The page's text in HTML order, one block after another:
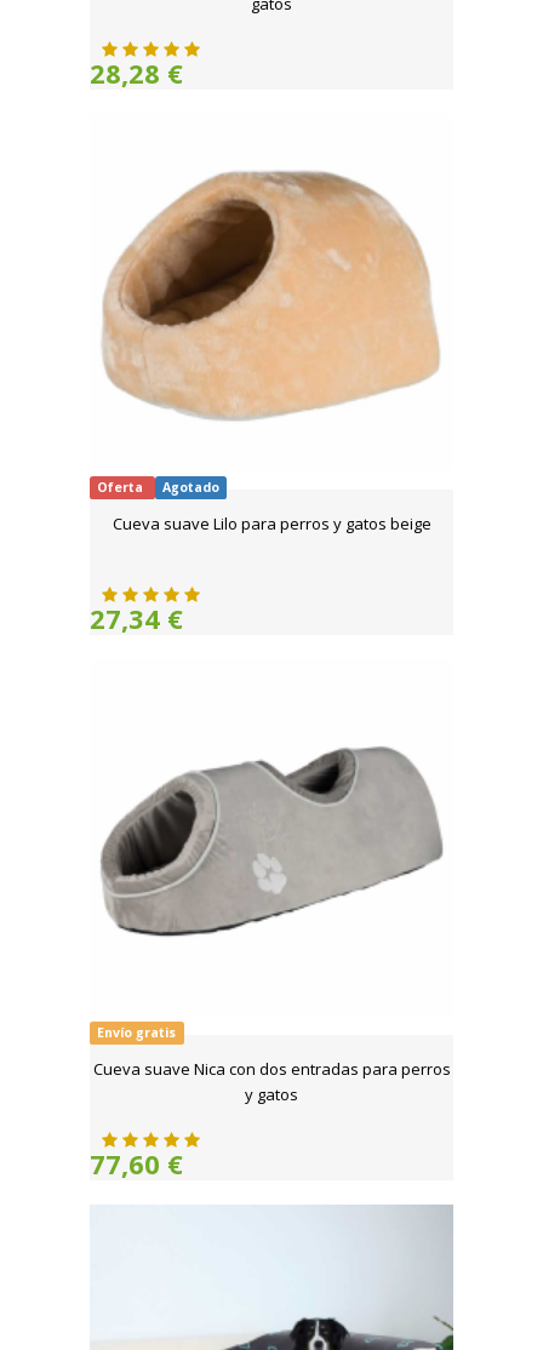
28,28 €
Oferta Agotado
Cueva suave Lilo para perros y gatos beige
27,34 €
Envío gratis
Cueva suave Nica con dos entradas para perros
y gatos
77,60 €